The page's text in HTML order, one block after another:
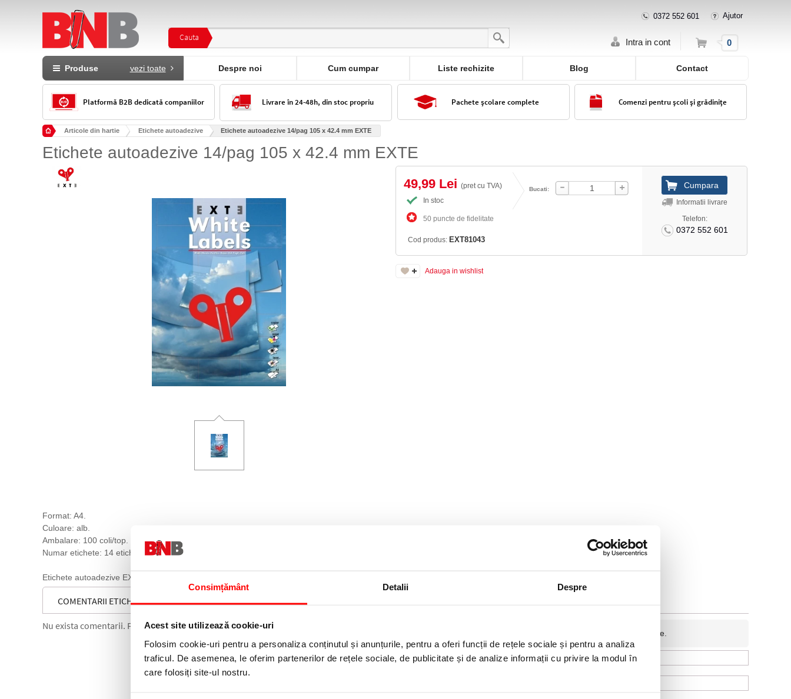
Consimțământ Detalii Despre
Acest site utilizează cookie-uri
Folosim cookie-uri pentru a personaliza conținutul și anunțurile, pentru a oferi funcții de rețele sociale și pentru a analiza
traficul. De asemenea, le oferim partenerilor de rețele sociale, de publicitate și de analize informații cu privire la modul în
care folosiți site-ul nostru.
Cauta
0372 552 601 Ajutor
Intra in cont Cos 0
Produse vezi toate Despre noi Cum cumpar Liste rechizite Blog Contact
Platformă B2B dedicată companiilor Livrare în 24-48h, din stoc propriu Pachete școlare complete Comenzi pentru școli și grădinițe
Articole din hartie Etichete autoadezive Etichete autoadezive 14/pag 105 x 42.4 mm EXTE
Etichete autoadezive 14/pag 105 x 42.4 mm EXTE
49,99 Lei (pret cu TVA)
In stoc
50 puncte de fidelitate
Bucati:
Cod produs: EXT81043
Informatii livrare
Telefon:
0372 552 601
Adauga in wishlist
Format: A4.
Culoare: alb.
Ambalare: 100 coli/top.
Numar etichete: 14 etichete/pagina.
Etichete autoadezive EXTE pentru diverse aplicatii. Tehnologie printare: copiatoare, imprimante inkjet, laser si laser color.
COMENTARII ETICHETE AUTOADEZIVE 14/PAG 105 X 42.4 MM EXTE
Nu exista comentarii. Fii primul care comenteaza acest produs!
Adresa de e-mail ramane confidentiala si nu va fi afisata pe site.
Nume*: